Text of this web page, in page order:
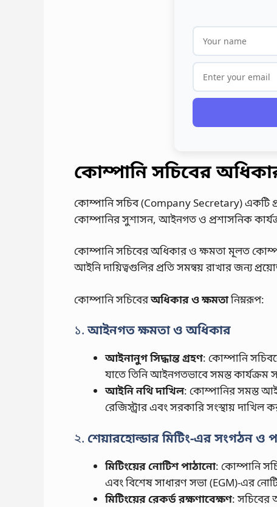
কোম্পানি সচিবের
কোম্পানি সচিব (Company Secretary) একটি
কোম্পানির সুশাসন, আইনগত ও প্রশাসনিক
কোম্পানি সচিবের অধিকার ও ক্ষমতা মূলত
আইনি দায়িত্বগুলির প্রতি সমন্বয় রাখার জন্য
কোম্পানি সচিবেরঅধিকার ও ক্ষমতানিম্নরূপ:
১.আইনগত ক্ষমতা ও অধিকার
আইনানুগ সিদ্ধান্ত গ্রহণ: কোম্পানি
যাতে তিনি আইনগতভাবে সমস্ত কার্যক্রম
আইনি নথি দাখিল: কোম্পানির সমস্ত
রেজিস্ট্রার এবং সরকারি সংস্থায় দাখিল
২. শেয়ারহোল্ডার মিটিং-এর সংগঠন ও
মিটিংয়ের নোটিশ পাঠানো: কোম্পানি
এবং বিশেষ সাধারণ সভা (EGM)-এর
মিটিংয়ের রেকর্ড রক্ষণাবেক্ষণ: সচিবের